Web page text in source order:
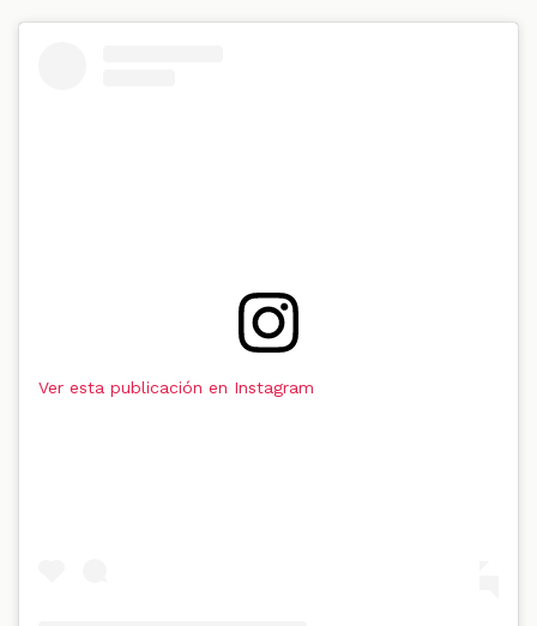
Ver esta publicación en Instagram